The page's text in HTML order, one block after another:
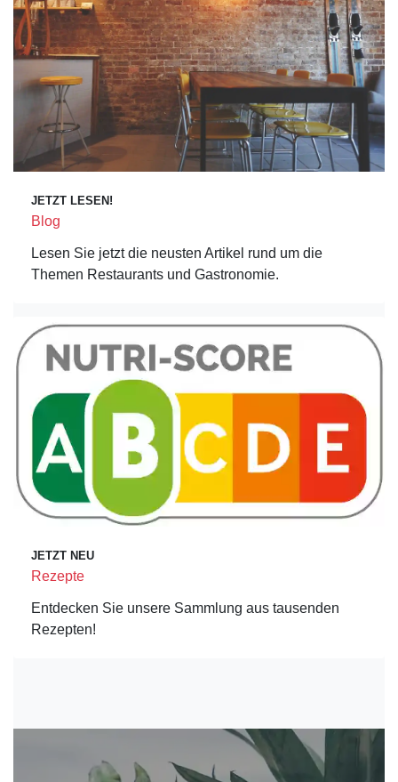
JETZT LESEN!
Blog
Lesen Sie jetzt die neusten Artikel rund um die
Themen Restaurants und Gastronomie.
JETZT NEU
Rezepte
Entdecken Sie unsere Sammlung aus tausenden
Rezepten!